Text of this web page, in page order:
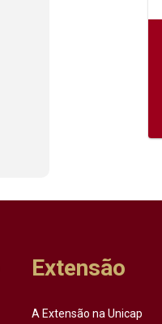
Extensão
A Extensão na Unicap